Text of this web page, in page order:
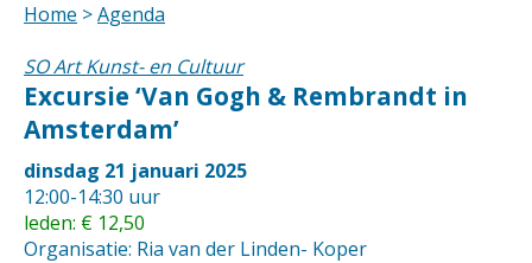
Home >Agenda
SO Art Kunst- en Cultuur
Excursie ‘Van Gogh & Rembrandt in
Amsterdam’
dinsdag 21 januari 2025
12:00-14:30 uur
leden: € 12,50
Organisatie: Ria van der Linden- Koper